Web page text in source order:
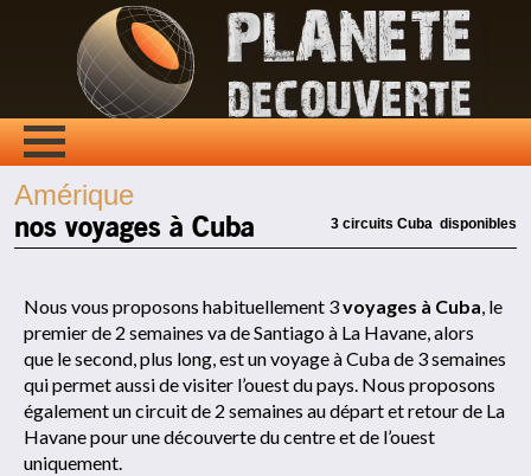
Amérique
nos voyages à Cuba 3 circuits Cuba disponibles
Nous vous proposons habituellement 3voyages à Cuba, le
premier de 2 semaines va de Santiago à La Havane, alors
que le second, plus long, est un voyage à Cuba de 3 semaines
qui permet aussi de visiter l’ouest du pays. Nous proposons
également un circuit de 2 semaines au départ et retour de La
Havane pour une découverte du centre et de l’ouest
uniquement.